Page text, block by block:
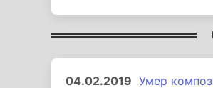
04.02.2019 Умер